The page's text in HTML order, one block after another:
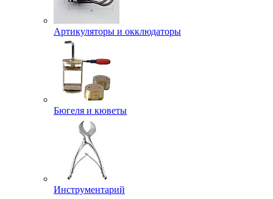
Артикуляторы и окклюдаторы
Бюгеля и кюветы
Инструментарий